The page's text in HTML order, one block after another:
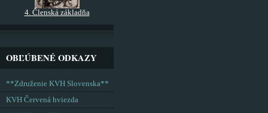
4. Členská základňa
OBĽÚBENÉ ODKAZY
**Združenie KVH Slovenska**
KVH Červená hviezda